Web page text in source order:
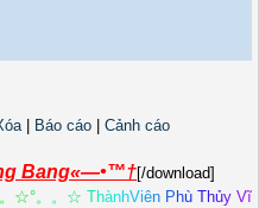
| Báo cáo
Cảnh cáo
Bang«—•™†[/download]
。 ☆°。 。 ☆ ThànhViên P hù Thủy Vĩ